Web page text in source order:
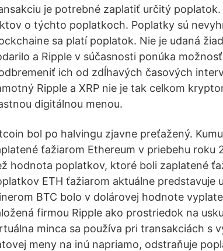
je potrebné zaplatiť určitý
o týchto poplatkoch. Poplatky sú
sa platí poplatok. Nie je udaná
a Ripple v súčasnosti ponúka
ich od zdĺhavých časových
Ripple a XRP nie je tak celkom
digitálnou menou.
bol po halvingu zjavne preťažený.
ťažiarom Ethereum v priebehu roku
hodnota poplatkov, ktoré boli zaplatené
ETH ťažiarom aktuálne predstavuje
BTC bolo v dolárovej hodnote
firmou Ripple ako prostriedok na
minca sa používa pri transakciách s
meny na inú napriamo, odstraňuje